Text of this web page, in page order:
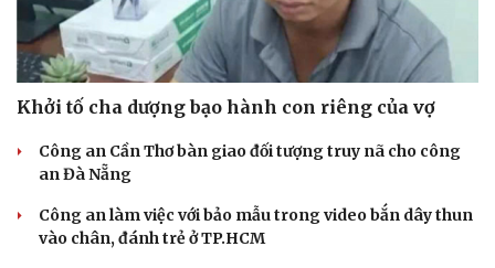
Khởi tố cha dượng bạo hành con riêng của vợ
Công an Cần Thơ bàn giao đối tượng truy nã cho công
an Đà Nẵng
Công an làm việc với bảo mẫu trong video bắn dây thun
vào chân, đánh trẻ ở TP.HCM